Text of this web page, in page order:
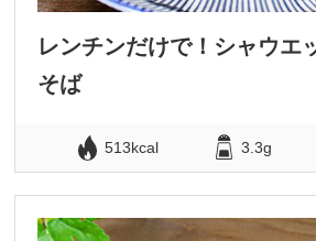
レンチンだけで！シャウエ
そば
513kcal 3.3g